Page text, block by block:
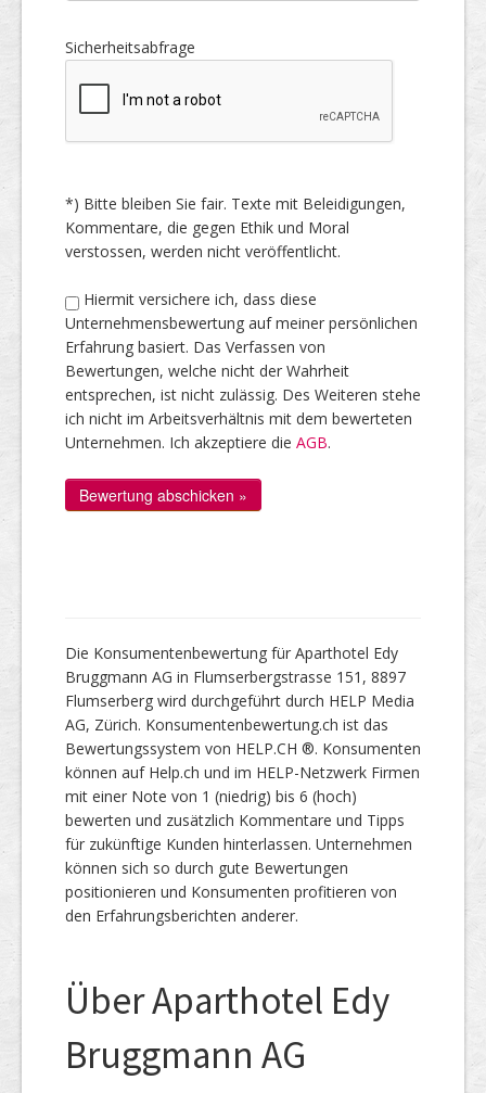
Sicherheitsabfrage
*) Bitte bleiben Sie fair. Texte mit Beleidigungen,
Kommentare, die gegen Ethik und Moral
verstossen, werden nicht veröffentlicht.
Hiermit versichere ich, dass diese
Unternehmensbewertung auf meiner persönlichen
Erfahrung basiert. Das Verfassen von
Bewertungen, welche nicht der Wahrheit
entsprechen, ist nicht zulässig. Des Weiteren stehe
ich nicht im Arbeitsverhältnis mit dem bewerteten
Unternehmen. Ich akzeptiere die AGB.
Die Konsumentenbewertung für Aparthotel Edy
Bruggmann AG in Flumserbergstrasse 151, 8897
Flumserberg wird durchgeführt durch HELP Media
AG, Zürich. Konsumentenbewertung.ch ist das
Bewertungssystem von HELP.CH ®. Konsumenten
können auf Help.ch und im HELP-Netzwerk Firmen
mit einer Note von 1 (niedrig) bis 6 (hoch)
bewerten und zusätzlich Kommentare und Tipps
für zukünftige Kunden hinterlassen. Unternehmen
können sich so durch gute Bewertungen
positionieren und Konsumenten profitieren von
den Erfahrungsberichten anderer.
Über Aparthotel Edy
Bruggmann AG